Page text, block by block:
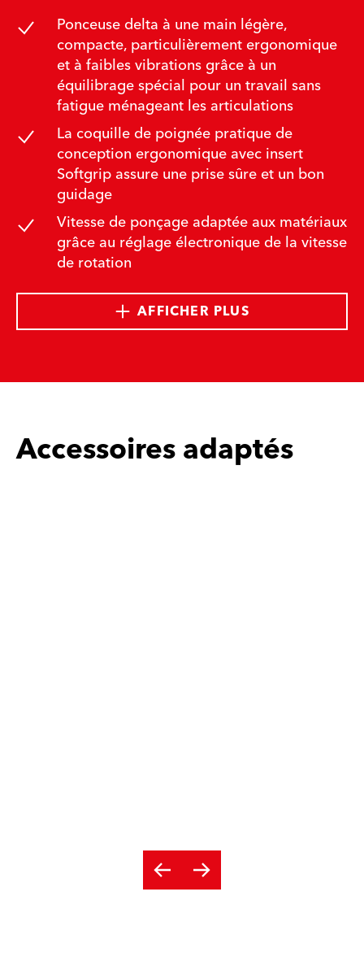
Ponceuse delta à une main légère,
compacte, particulièrement ergonomique
et à faibles vibrations grâce à un
équilibrage spécial pour un travail sans
fatigue ménageant les articulations
La coquille de poignée pratique de
conception ergonomique avec insert
Softgrip assure une prise sûre et un bon
guidage
Vitesse de ponçage adaptée aux matériaux
grâce au réglage électronique de la vitesse
de rotation
AFFICHER PLUS
Accessoires adaptés